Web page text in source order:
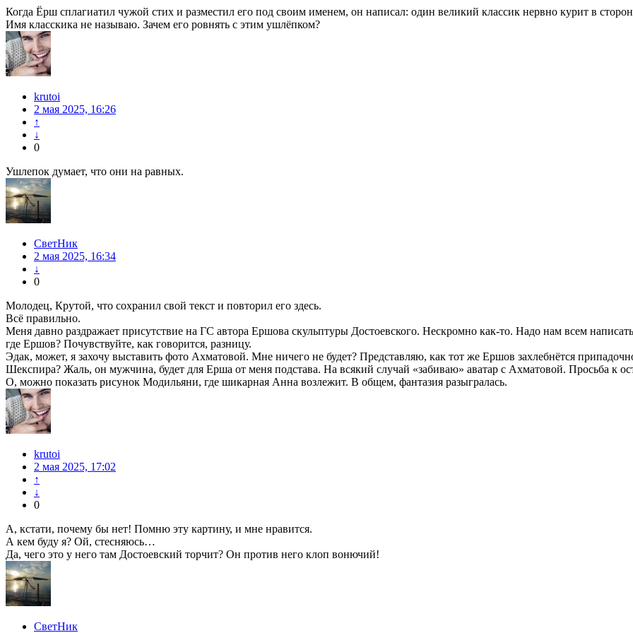
Когда Ёрш сплагиатил чужой стих и разместил его под своим именем, он написал: один великий классик нервно курит в
Имя класскика не называю. Зачем его ровнять с этим ушлёпком?
krutoi
2 мая 2025, 16:26
↑
↓
0
Ушлепок думает, что они на равных.
СветНик
2 мая 2025, 16:34
↓
0
Молодец, Крутой, что сохранил свой текст и повторил его здесь.
Всё правильно.
Меня давно раздражает присутствие на ГС автора Ершова скульптуры Достоевского. Нескромно как-то. Надо нам всем
где Ершов? Почувствуйте, как говорится, разницу.
Эдак, может, я захочу выставить фото Ахматовой. Мне ничего не будет? Представляю, как тот же Ершов захлебнётся
Шекспира? Жаль, он мужчина, будет для Ерша от меня подстава. На всякий случай «забиваю» аватар с Ахматовой. Просьба к
О, можно показать рисунок Модильяни, где шикарная Анна возлежит. В общем, фантазия разыгралась.
krutoi
2 мая 2025, 17:02
↑
↓
0
А, кстати, почему бы нет! Помню эту картину, и мне нравится.
А кем буду я? Ой, стесняюсь…
Да, чего это у него там Достоевский торчит? Он против него клоп вонючий!
СветНик